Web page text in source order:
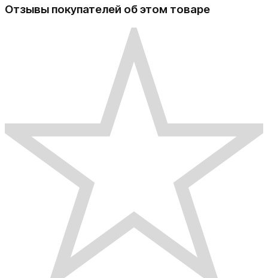
Отзывы покупателей об этом товаре